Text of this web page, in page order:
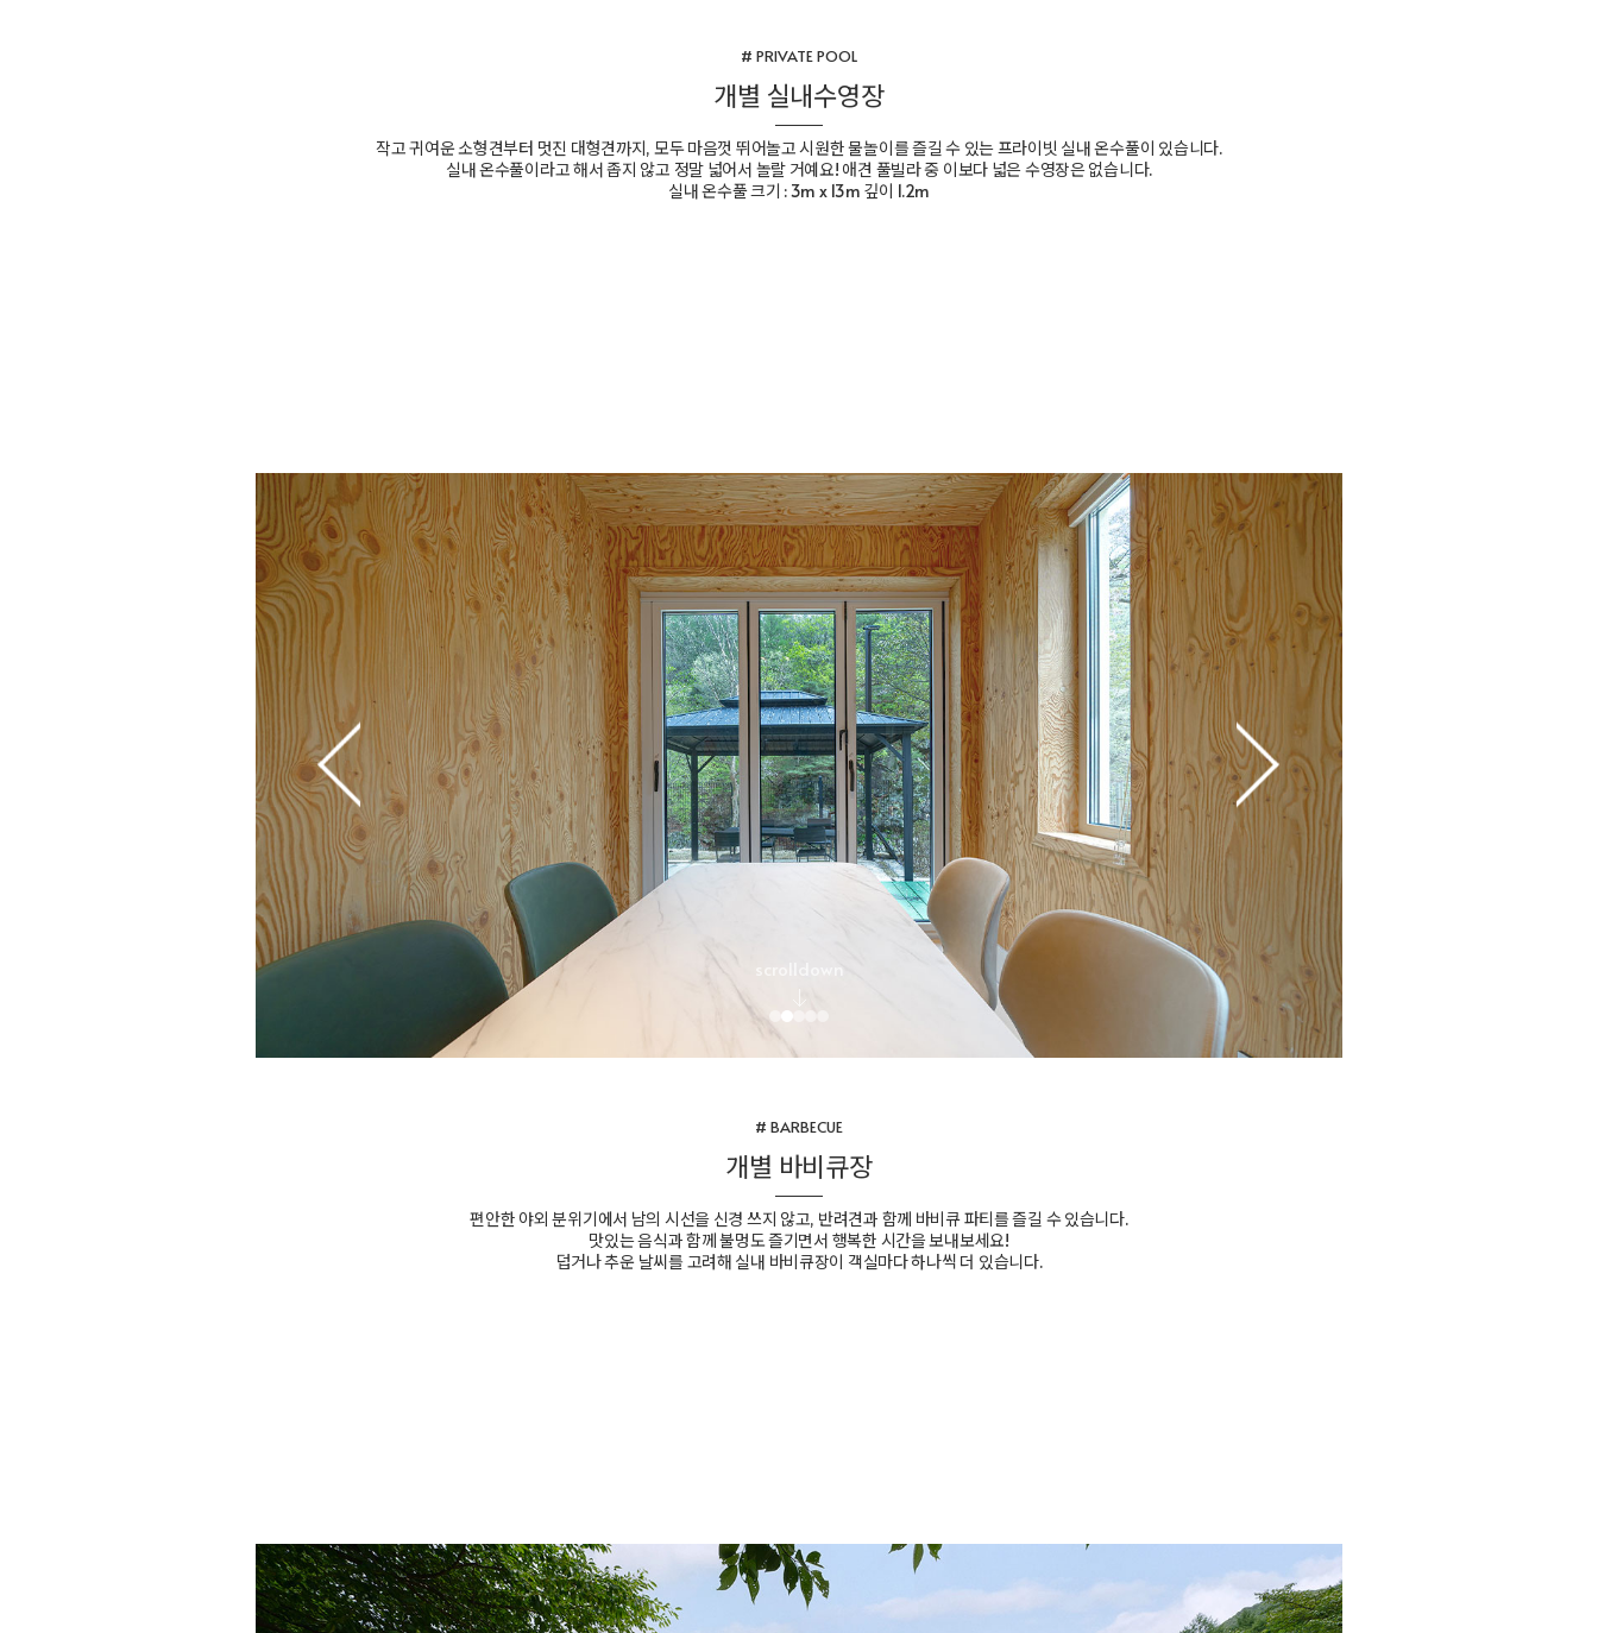
# PRIVATE POOL
개별 실내수영장
작고 귀여운 소형견부터 멋진 대형견까지, 모두 마음껏 뛰어놀고 시원한 물놀이를 즐길 수 있는 프라이빗 실내 온수풀이 있습니다.
실내 온수풀이라고 해서 좁지 않고 정말 넓어서 놀랄 거예요! 애견 풀빌라 중 이보다 넓은 수영장은 없습니다.
실내 온수풀 크기 : 3m x 13m 깊이 1.2m
scrolldown
# BARBECUE
개별 바비큐장
편안한 야외 분위기에서 남의 시선을 신경 쓰지 않고, 반려견과 함께 바비큐 파티를 즐길 수 있습니다.
맛있는 음식과 함께 불멍도 즐기면서 행복한 시간을 보내보세요!
덥거나 추운 날씨를 고려해 실내 바비큐장이 객실마다 하나씩 더 있습니다.